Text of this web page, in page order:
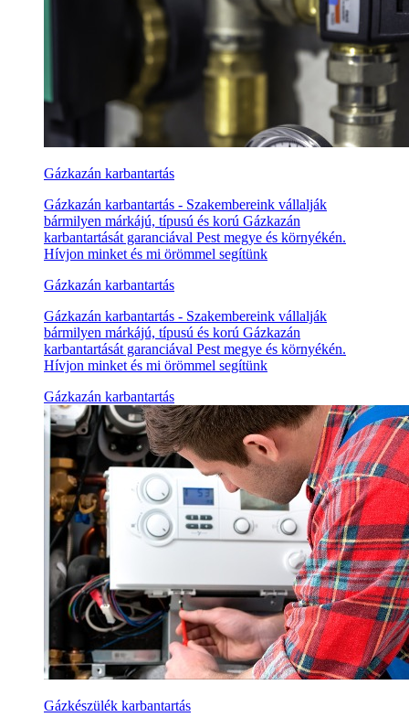
Gázkazán karbantartás
Gázkazán karbantartás - Szakembereink vállalják
bármilyen márkájú, típusú és korú Gázkazán
karbantartását garanciával Pest megye és környékén.
Hívjon minket és mi örömmel segítünk
Gázkazán karbantartás
Gázkazán karbantartás - Szakembereink vállalják
bármilyen márkájú, típusú és korú Gázkazán
karbantartását garanciával Pest megye és környékén.
Hívjon minket és mi örömmel segítünk
Gázkazán karbantartás
Gázkészülék karbantartás